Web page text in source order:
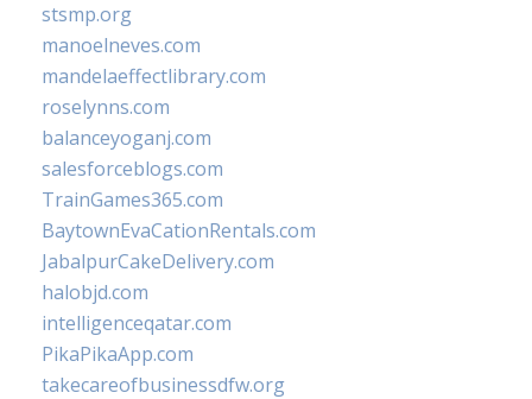
stsmp.org
manoelneves.com
mandelaeffectlibrary.com
roselynns.com
balanceyoganj.com
salesforceblogs.com
TrainGames365.com
BaytownEvaCationRentals.com
JabalpurCakeDelivery.com
halobjd.com
intelligenceqatar.com
PikaPikaApp.com
takecareofbusinessdfw.org